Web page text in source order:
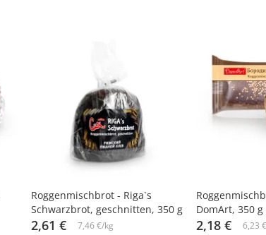
Roggenmischbrot - Riga`s
Schwarzbrot, geschnitten, 350 g
2,61 € 7,46 €/kg
DomArt, 350 g
2,18 € 6,23